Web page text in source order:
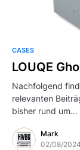
CASES
LOUQE
Nachfolgend
relevanten
bisher rund um…
Mark
02/08/2024